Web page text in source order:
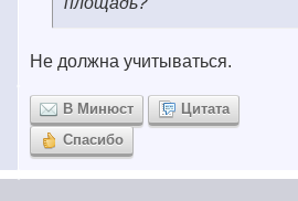
Не должна учитываться.
В Минюст
Цитата
Спасибо